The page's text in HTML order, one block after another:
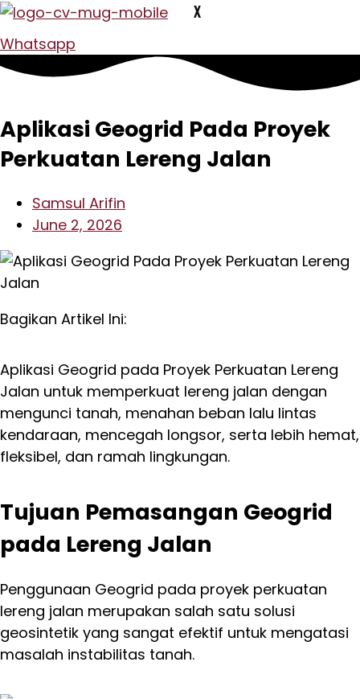
X
Whatsapp
Aplikasi Geogrid Pada Proyek
Perkuatan Lereng Jalan
Samsul Arifin
June 2, 2026
Bagikan Artikel Ini:
Aplikasi Geogrid pada Proyek Perkuatan Lereng
Jalan untuk memperkuat lereng jalan dengan
mengunci tanah, menahan beban lalu lintas
kendaraan, mencegah longsor, serta lebih hemat,
fleksibel, dan ramah lingkungan.
Tujuan Pemasangan Geogrid
pada Lereng Jalan
Penggunaan Geogrid pada proyek perkuatan
lereng jalan merupakan salah satu solusi
geosintetik yang sangat efektif untuk mengatasi
masalah instabilitas tanah.